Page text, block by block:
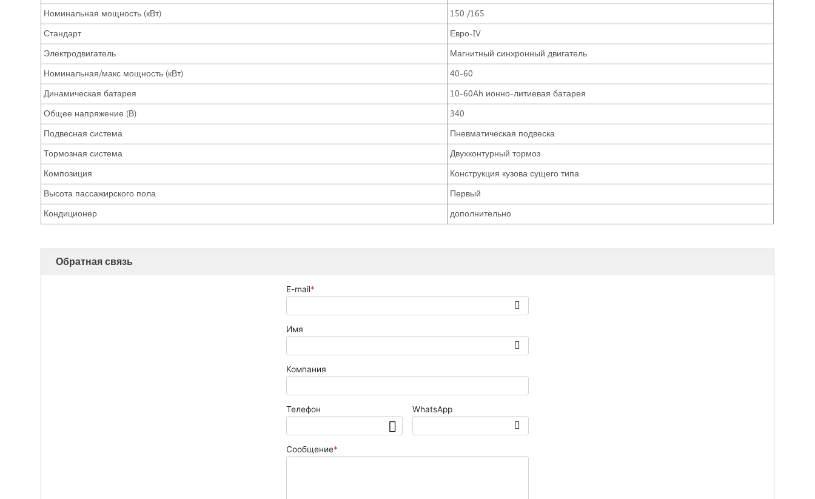
Номинальная мощность (кВт)
150 /165
Стандарт
Евро-IV
Электродвигатель
Магнитный синхронный двигатель
Номинальная/макс мощность (кВт)
40-60
Динамическая батарея
10-60Ah ионно-литиевая батарея
Общее напряжение (В)
340
Подвесная система
Пневматическая подвеска
Тормозная система
Двухконтурный тормоз
Композиция
Конструкция кузова сущего типа
Высота пассажирского пола
Первый
Кондиционер
дополнительно
Обратная связь